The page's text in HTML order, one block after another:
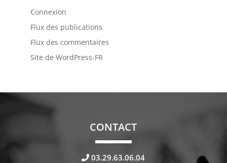
Connexion
Flux des publications
Flux des commentaires
Site de WordPress-FR
CONTACT
03.29.63.06.04